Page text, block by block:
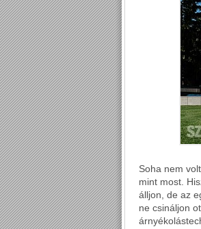
Soha nem
mint most.
álljon, de az
ne csináljon